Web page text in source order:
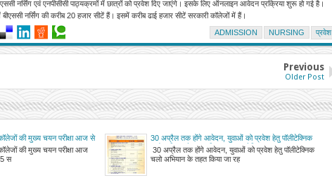
ADMISSION NURSING प्रवेश
नर्सिंग एवं एनपीसीसी पाठ्यक्रमों में छात्रों को प्रवेश दिए जाएंगे। इसके लिए ऑनलाइन आवेदन प्रक्रिया शुरू हो गई है।
नर्सिंग की करीब 20 हजार सीटें हैं। इसमें करीब ढाई हजार सीटें सरकारी कॉलेजों में हैं।
Previous
Older Post
कॉलेजों की मुख्य चयन परीक्षा आज से
की मुख्य चयन परीक्षा आज
स
30 अप्रैल तक होंगे आवेदन, युवाओं को प्रवेश हेतु पॉलीटेक्निक
चलो अभियान के तहत किया जा रहा प्रेरित
30 अप्रैल तक होंगे आवेदन, युवाओं को प्रवेश हेतु पॉलीटेक्निक
चलो अभियान के तहत किया जा रह